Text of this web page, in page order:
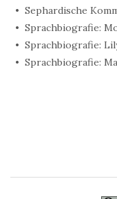
Sephardische
Sprachbiografie:
Sprachbiografie:
Sprachbiografie: